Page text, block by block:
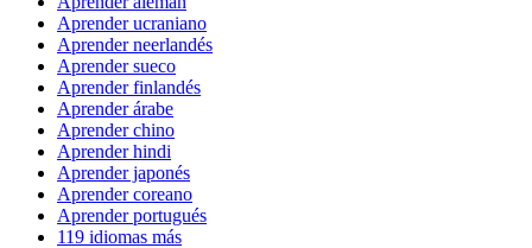
Aprender ucraniano
Aprender neerlandés
Aprender sueco
Aprender finlandés
Aprender árabe
Aprender chino
Aprender hindi
Aprender japonés
Aprender coreano
Aprender portugués
119 idiomas más